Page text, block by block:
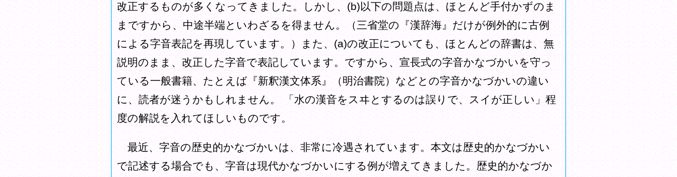
改正するものが多くなってきました。しかし、(b)以下の問題点は、ほとんど手付かずのま
まですから、中途半端といわざるを得ません。（三省堂の『漢辞海』だけが例外的に古例
による字音表記を再現しています。）また、(a)の改正についても、ほとんどの辞書は、無
説明のまま、改正した字音で表記しています。ですから、宣長式の字音かなづかいを守っ
ている一般書籍、たとえば『新釈漢文体系』（明治書院）などとの字音かなづかいの違い
に、読者が迷うかもしれません。 「水の漢音をスヰとするのは誤りで、スイが正しい」程
度の解説を入れてほしいものです。
最近、字音の歴史的かなづかいは、非常に冷遇されています。本文は歴史的かなづかい
で記述する場合でも、字音は現代かなづかいにする例が増えてきました。歴史的かなづか